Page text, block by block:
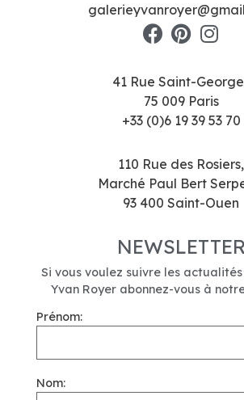
41 Rue Saint-
75 009 Paris
+33 (0)6 19 39 53 70
110 Rue des Rosiers,
Marché Paul Bert
93 400 Saint-Ouen
NEWSLETTER
Si vous voulez suivre les
Yvan Royer abonnez-vous à
Prénom:
Nom: